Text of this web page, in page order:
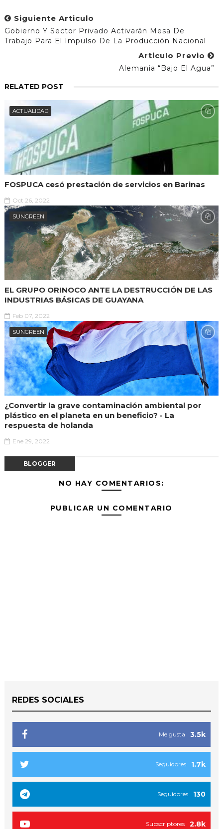
Siguiente Articulo
Gobierno Y Sector Privado Activarán Mesa De
Trabajo Para El Impulso De La Producción Nacional
Articulo Previo
Alemania “bajo El Agua”
RELATED POST
ACTUALIDAD
FOSPUCA cesó prestación de servicios en Barinas
Oct 26, 2022
SUNGREEN
EL GRUPO ORINOCO ANTE LA DESTRUCCIÓN DE LAS
INDUSTRIAS BÁSICAS DE GUAYANA
Feb 07, 2022
SUNGREEN
¿Convertir la grave contaminación ambiental por
plástico en el planeta en un beneficio? - La
respuesta de holanda
Ene 29, 2022
BLOGGER
NO HAY COMENTARIOS:
PUBLICAR UN COMENTARIO
REDES SOCIALES
3.5k
Me gusta
1.7k
Seguidores
130
Seguidores
2.8k
Subscriptores